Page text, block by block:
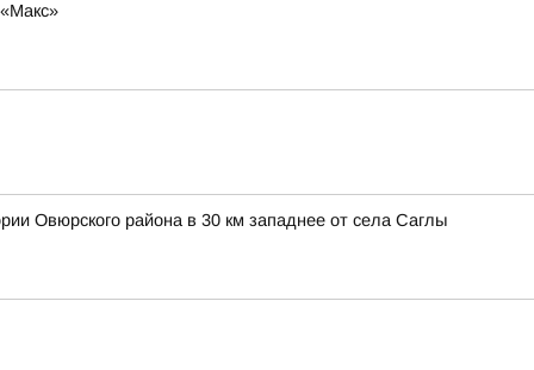
Овюрского района в 30 км западнее от села Саглы